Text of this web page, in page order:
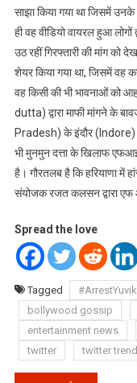
साझा किया गया था जिसमें उनके
ही वह वीडियो वायरल हुआ
उठ रहीं गिरफ्तारी की मांग को
शेयर किया गया था, जिसमें वह
वह किसी की भी भावनाओं को
dutta) द्वारा माफी मांगने के
Pradesh) के इंदौर (Indore)
भी मुनमुन दत्ता के खिलाफ
है। गौरतलब है कि हरियाणा में
संयोजक रजत कलसन द्वारा एफ
Spread the love
Tagged
bollywood gossip
entertainment news
twitter
twitter trend